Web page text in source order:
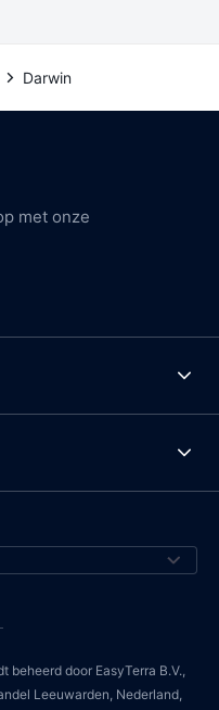
Darwin
met onze
door EasyTerra B.V.,
Leeuwarden, Nederland,